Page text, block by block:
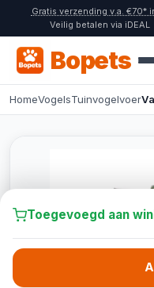
Gratis verzending v.a. €70*
Veilig betalen via iDEAL
Bopets
HomeVogelsTuinvogelvoer
Toegevoegd aan